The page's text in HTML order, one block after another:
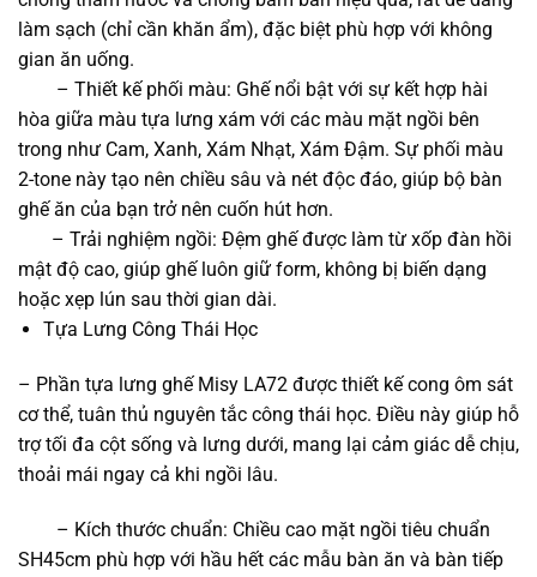
làm sạch (chỉ cần khăn ẩm), đặc biệt phù hợp với không
gian ăn uống.
– Thiết kế phối màu: Ghế nổi bật với sự kết hợp hài
hòa giữa màu tựa lưng xám với các màu mặt ngồi bên
trong như Cam, Xanh, Xám Nhạt, Xám Đậm. Sự phối màu
2-tone này tạo nên chiều sâu và nét độc đáo, giúp bộ bàn
ghế ăn của bạn trở nên cuốn hút hơn.
– Trải nghiệm ngồi: Đệm ghế được làm từ xốp đàn hồi
mật độ cao, giúp ghế luôn giữ form, không bị biến dạng
hoặc xẹp lún sau thời gian dài.
Tựa Lưng Công Thái Học
– Phần tựa lưng ghế Misy LA72 được thiết kế cong ôm sát
cơ thể, tuân thủ nguyên tắc công thái học. Điều này giúp hỗ
trợ tối đa cột sống và lưng dưới, mang lại cảm giác dễ chịu,
thoải mái ngay cả khi ngồi lâu.
– Kích thước chuẩn: Chiều cao mặt ngồi tiêu chuẩn
SH45cm phù hợp với hầu hết các mẫu bàn ăn và bàn tiếp